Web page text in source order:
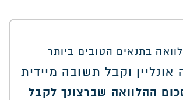
בתנאים הטובים ביותר
וקבל תשובה מיידית
ההלוואה שברצונך לקבל